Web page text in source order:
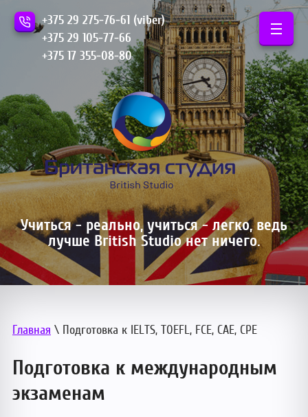
+375 29 275-76-61 (viber)
+375 29 105-77-66
+375 17 355-08-80
Учиться - реально, учиться - легко, ведь
лучше British Studio нет ничего.
Главная \ Подготовка к IELTS, TOEFL, FCE, CAE, CPE
Подготовка к международным
экзаменам